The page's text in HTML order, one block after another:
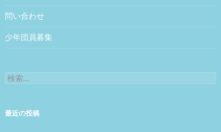
問い合わせ
少年団員募集
検索:
最近の投稿